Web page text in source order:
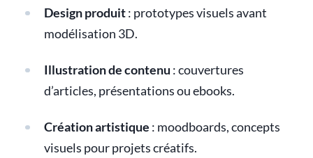
Design produit: prototypes visuels avant
modélisation 3D.
Illustration de contenu : couvertures
d’articles, présentations ou ebooks.
Création artistique : moodboards, concepts
visuels pour projets créatifs.